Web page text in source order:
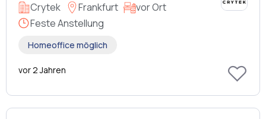
Crytek Frankfurt
vor Ort
Feste Anstellung
Homeoffice möglich
vor 2 Jahren